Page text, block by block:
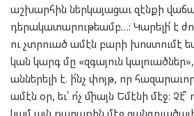
աշխարհին ներկայացաւ զէնքի
դերակատարութեամբ…։ Կարելի՛ է
ու չտրուած ամէն բարի խոստումէ
կան կարգ մը «զգայուն
աններելի է. ի՜նչ փոյթ, որ
ամէն օր, եւ՝ ո՛չ միայն Եմէնի մէջ։